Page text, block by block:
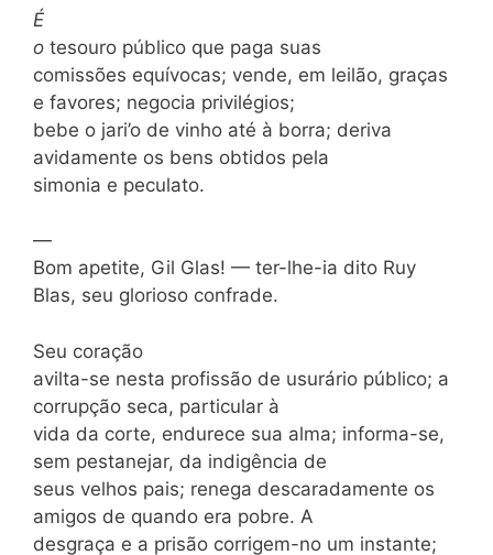
É
o tesouro público que paga suas
comissões equívocas; vende, em leilão, graças
e favores; negocia privilégios;
bebe o jari’o de vinho até à borra; deriva
avidamente os bens obtidos pela
simonia e peculato.
—
Bom apetite, Gil Glas! — ter-lhe-ia dito Ruy
Blas, seu glorioso confrade.
Seu coração
avilta-se nesta profissão de usurário público; a
corrupção seca, particular à
vida da corte, endurece sua alma; informa-se,
sem pestanejar, da indigência de
seus velhos pais; renega descaradamente os
amigos de quando era pobre. A
desgraça e a prisão corrigem-no um instante;